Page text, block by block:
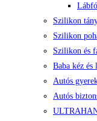
Szilikon
Szilikon
Szilikon és
Baba kéz
Autós
Autós